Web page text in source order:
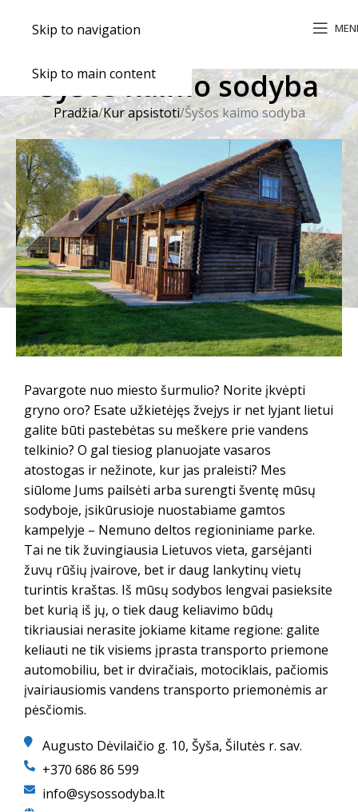
Skip to navigation
Skip to main content
Šyšos kaimo sodyba
Pradžia Kur apsistoti Šyšos kaimo sodyba
Pavargote nuo miesto šurmulio? Norite įkvėpti
gryno oro? Esate užkietėjęs žvejys ir net lyjant lietui
galite būti pastebėtas su meškere prie vandens
telkinio? O gal tiesiog planuojate vasaros
atostogas ir nežinote, kur jas praleisti? Mes
siūlome Jums pailsėti arba surengti šventę mūsų
sodyboje, įsikūrusioje nuostabiame gamtos
kampelyje – Nemuno deltos regioniniame parke.
Tai ne tik žuvingiausia Lietuvos vieta, garsėjanti
žuvų rūšių įvairove, bet ir daug lankytinų vietų
turintis kraštas. Iš mūsų sodybos lengvai pasieksite
bet kurią iš jų, o tiek daug keliavimo būdų
tikriausiai nerasite jokiame kitame regione: galite
keliauti ne tik visiems įprasta transporto priemone
automobiliu, bet ir dviračiais, motociklais, pačiomis
įvairiausiomis vandens transporto priemonėmis ar
pėsčiomis.
Augusto Dėvilaičio g. 10, Šyša, Šilutės r. sav.
+370 686 86 599
info@sysossodyba.lt